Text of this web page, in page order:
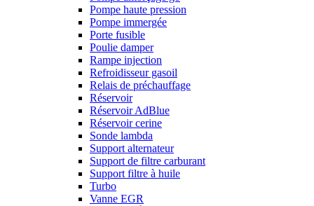
Pompe haute pression
Pompe immergée
Porte fusible
Poulie damper
Rampe injection
Refroidisseur gasoil
Relais de préchauffage
Réservoir
Réservoir AdBlue
Réservoir cerine
Sonde lambda
Support alternateur
Support de filtre carburant
Support filtre à huile
Turbo
Vanne EGR